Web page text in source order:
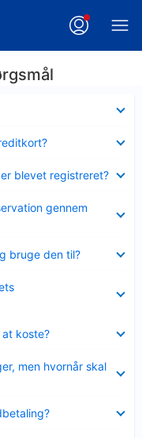
blevet registreret?
gennem
bruge den til?
koste?
men hvornår skal